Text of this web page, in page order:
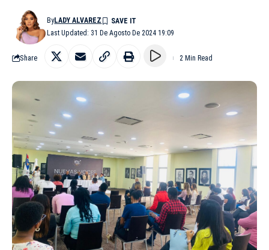
Last Updated: 31 De Agosto De 2024 19:09
ByLADY ALVAREZ
Share 2 Min Read